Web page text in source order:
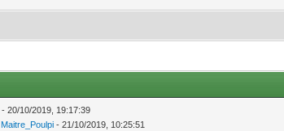
- 20/10/2019, 19:17:39
Maitre_Poulpi - 21/10/2019, 10:25:51